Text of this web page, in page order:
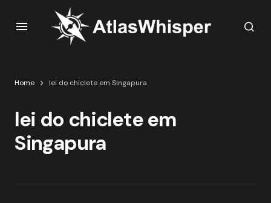
Home lei do chiclete em Singapura
lei do chiclete em
Singapura